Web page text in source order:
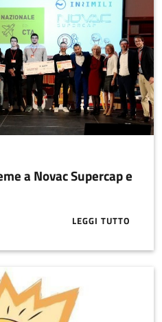
a Novac Supercap e
LEGGI TUTTO
ABOUT